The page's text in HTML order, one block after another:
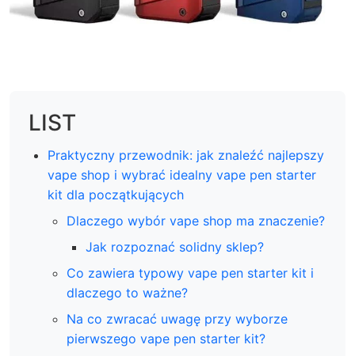
LIST
Praktyczny przewodnik: jak znaleźć najlepszy
vape shop i wybrać idealny vape pen starter
kit dla początkujących
Dlaczego wybór vape shop ma znaczenie?
Jak rozpoznać solidny sklep?
Co zawiera typowy vape pen starter kit i
dlaczego to ważne?
Na co zwracać uwagę przy wyborze
pierwszego vape pen starter kit?